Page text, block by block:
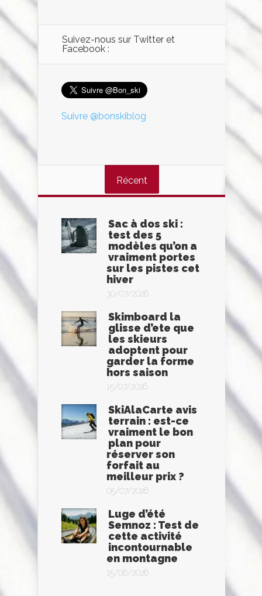
Suivez-nous sur Twitter et
Facebook :
Suivre @bonskiblog
Récent
Sac à dos ski :
test des 5
modèles qu’on a
vraiment portes
sur les pistes cet
hiver
30/07/2026
Skimboard la
glisse d’ete que
les skieurs
adoptent pour
garder la forme
hors saison
15/07/2026
SkiAlaCarte avis
terrain : est-ce
vraiment le bon
plan pour
réserver son
forfait au
meilleur prix ?
05/07/2026
Luge d’été
Semnoz : Test de
cette activité
incontournable
en montagne
15/06/2026